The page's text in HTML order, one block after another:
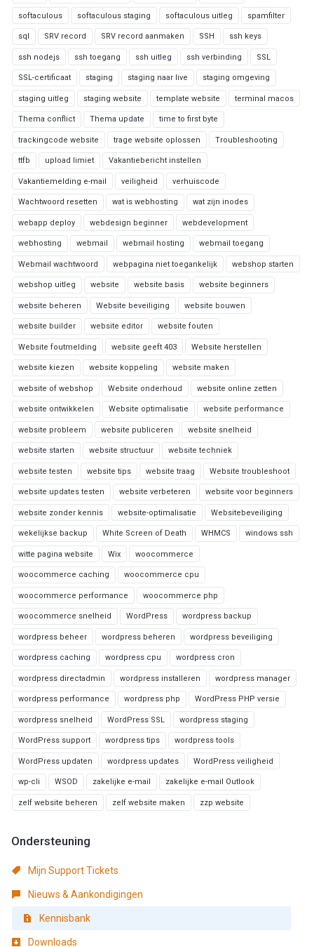
softaculous softaculous staging softaculous uitleg spamfilter
sql SRV record SRV record aanmaken SSH ssh keys
ssh nodejs ssh toegang ssh uitleg ssh verbinding SSL
SSL-certificaat staging staging naar live staging omgeving
staging uitleg staging website template website terminal macos
Thema conflict Thema update time to first byte
trackingcode website trage website oplossen Troubleshooting
ttfb upload limiet Vakantiebericht instellen
Vakantiemelding e-mail veiligheid verhuiscode
Wachtwoord resetten wat is webhosting wat zijn inodes
webapp deploy webdesign beginner webdevelopment
webhosting webmail webmail hosting webmail toegang
Webmail wachtwoord webpagina niet toegankelijk webshop starten
webshop uitleg website website basis website beginners
website beheren Website beveiliging website bouwen
website builder website editor website fouten
Website foutmelding website geeft 403 Website herstellen
website kiezen website koppeling website maken
website of webshop Website onderhoud website online zetten
website ontwikkelen Website optimalisatie website performance
website probleem website publiceren website snelheid
website starten website structuur website techniek
website testen website tips website traag Website troubleshoot
website updates testen website verbeteren website voor beginners
website zonder kennis website-optimalisatie Websitebeveiliging
wekelijkse backup White Screen of Death WHMCS windows ssh
witte pagina website Wix woocommerce
woocommerce caching woocommerce cpu
woocommerce performance woocommerce php
woocommerce snelheid WordPress wordpress backup
wordpress beheer wordpress beheren wordpress beveiliging
wordpress caching wordpress cpu wordpress cron
wordpress directadmin wordpress installeren wordpress manager
wordpress performance wordpress php WordPress PHP versie
wordpress snelheid WordPress SSL wordpress staging
WordPress support wordpress tips wordpress tools
WordPress updaten wordpress updates WordPress veiligheid
wp-cli WSOD zakelijke e-mail zakelijke e-mail Outlook
zelf website beheren zelf website maken zzp website
Ondersteuning
Mijn Support Tickets
Nieuws & Aankondigingen
Kennisbank
Downloads